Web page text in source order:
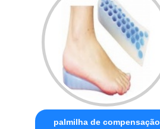
palmilha de compensação